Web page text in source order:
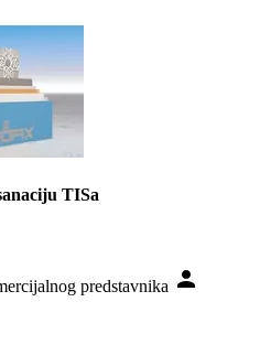
TISa
predstavnika